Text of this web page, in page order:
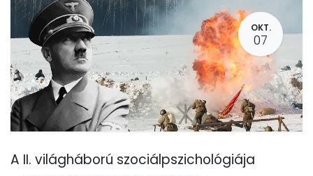
OKT.
07
A II. világháború szociálpszichológiája